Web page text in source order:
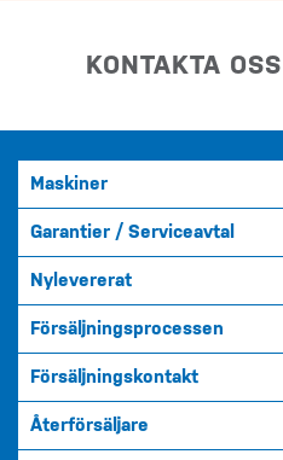
KONTAKTA
Maskiner
Garantier / Serviceavtal
Nylevererat
Försäljningsprocessen
Försäljningskontakt
Återförsäljare